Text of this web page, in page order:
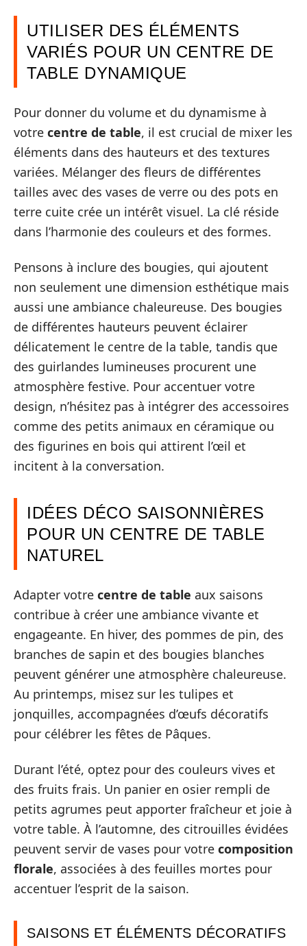
UTILISER DES ÉLÉMENTS
VARIÉS POUR UN CENTRE DE
TABLE DYNAMIQUE
Pour donner du volume et du dynamisme à
votre centre de table, il est crucial de mixer les
éléments dans des hauteurs et des textures
variées. Mélanger des fleurs de différentes
tailles avec des vases de verre ou des pots en
terre cuite crée un intérêt visuel. La clé réside
dans l’harmonie des couleurs et des formes.
Pensons à inclure des bougies, qui ajoutent
non seulement une dimension esthétique mais
aussi une ambiance chaleureuse. Des bougies
de différentes hauteurs peuvent éclairer
délicatement le centre de la table, tandis que
des guirlandes lumineuses procurent une
atmosphère festive. Pour accentuer votre
design, n’hésitez pas à intégrer des accessoires
comme des petits animaux en céramique ou
des figurines en bois qui attirent l’œil et
incitent à la conversation.
IDÉES DÉCO SAISONNIÈRES
POUR UN CENTRE DE TABLE
NATUREL
Adapter votre centre de table aux saisons
contribue à créer une ambiance vivante et
engageante. En hiver, des pommes de pin, des
branches de sapin et des bougies blanches
peuvent générer une atmosphère chaleureuse.
Au printemps, misez sur les tulipes et
jonquilles, accompagnées d’œufs décoratifs
pour célébrer les fêtes de Pâques.
Durant l’été, optez pour des couleurs vives et
des fruits frais. Un panier en osier rempli de
petits agrumes peut apporter fraîcheur et joie à
votre table. À l’automne, des citrouilles évidées
peuvent servir de vases pour votre composition
florale, associées à des feuilles mortes pour
accentuer l’esprit de la saison.
SAISONS ET ÉLÉMENTS DÉCORATIFS